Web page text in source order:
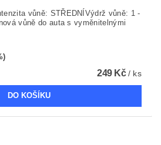
vůně: STŘEDNÍVýdrž vůně: 1 -
vůně do auta s vyměnitelnými
249 Kč/ ks